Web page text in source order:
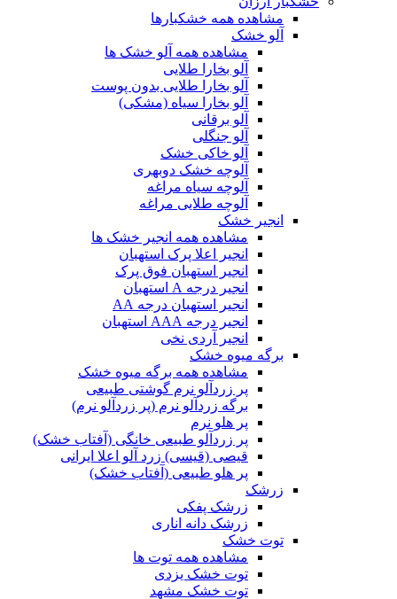
مشاهده همه خشکبارها
آلو خشک
مشاهده همه آلو خشک ها
آلو بخارا طلایی
آلو بخارا طلایی بدون پوست
آلو بخارا سیاه (مشکی)
آلو برقانی
آلو جنگلی
آلو خاکی خشک
آلوچه خشک دوبهری
آلوچه سیاه مراغه
آلوچه طلایی مراغه
انجیر خشک
مشاهده همه انجیر خشک ها
انجیر اعلا پرک استهبان
انجیر استهبان فوق پرک
انجیر درجه A استهبان
انجیر استهبان درجه AA
انجیر درجه AAA استهبان
انجیر آردی نخی
برگه میوه خشک
مشاهده همه برگه میوه خشک
پر زردآلو نرم گوشتی طبیعی
برگه زردآلو نرم (پر زردآلو نرم)
پر هلو نرم
پر زردآلو طبیعی خانگی (آفتاب خشک)
قیصی (قیسی) زرد آلو اعلا ایرانی
پر هلو طبیعی (آفتاب خشک)
زرشک
زرشک پفکی
زرشک دانه اناری
توت خشک
مشاهده همه توت ها
توت خشک یزدی
توت خشک مشهد